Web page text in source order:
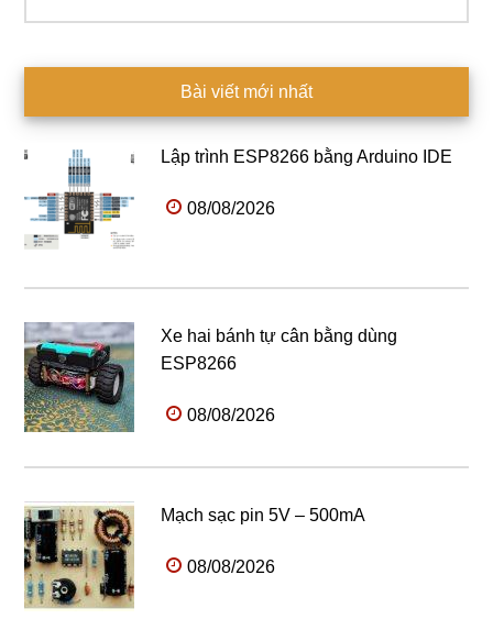
Bài viết mới nhất
Lập trình ESP8266 bằng Arduino IDE
08/08/2026
Xe hai bánh tự cân bằng dùng
ESP8266
08/08/2026
Mạch sạc pin 5V – 500mA
08/08/2026